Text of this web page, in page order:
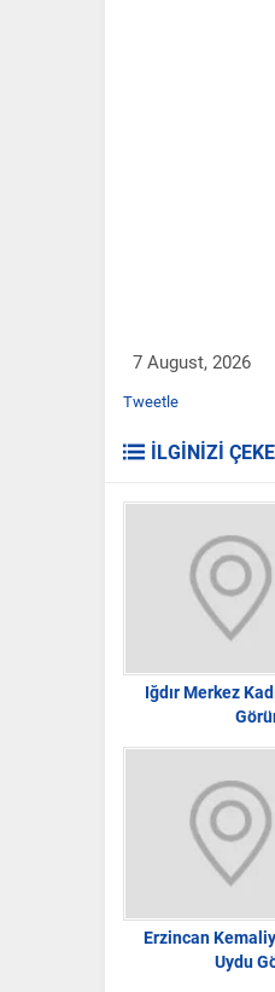
7 August, 2026
Tweetle
İLGİNİZİ
Iğdır Merkez
Erzincan
Uydu